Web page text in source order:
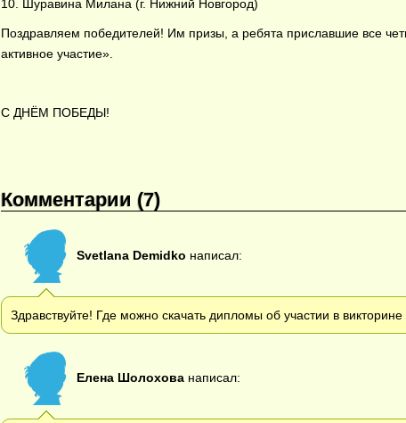
10. Шуравина Милана (г. Нижний Новгород)
Поздравляем победителей! Им призы, а ребята приславшие все
активное участие».
С ДНЁМ ПОБЕДЫ!
Комментарии (7)
Svetlana Demidko написал:
Здравствуйте! Где можно скачать дипломы об участии в
Елена Шолохова написал: